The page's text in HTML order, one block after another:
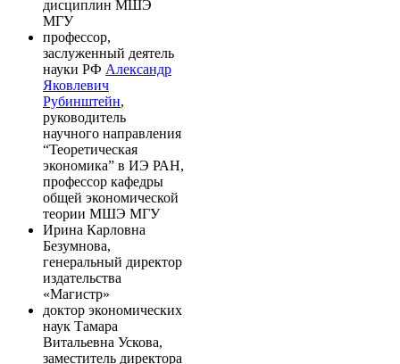
дисциплин МШЭ
МГУ
профессор,
заслуженный деятель
науки РФ Александр
Яковлевич
Рубинштейн,
руководитель
научного направления
“Теоретическая
экономика” в ИЭ РАН,
профессор кафедры
общей экономической
теории МШЭ МГУ
Ирина Карловна
Безумнова,
генеральный директор
издательства
«Магистр»
доктор экономических
наук Тамара
Витальевна Ускова,
заместитель директора